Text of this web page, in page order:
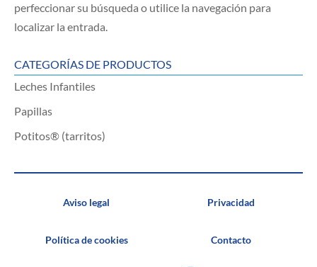
perfeccionar su búsqueda o utilice la navegación para
localizar la entrada.
CATEGORÍAS DE PRODUCTOS
Leches Infantiles
Papillas
Potitos® (tarritos)
Aviso legal Privacidad
Política de cookies Contacto